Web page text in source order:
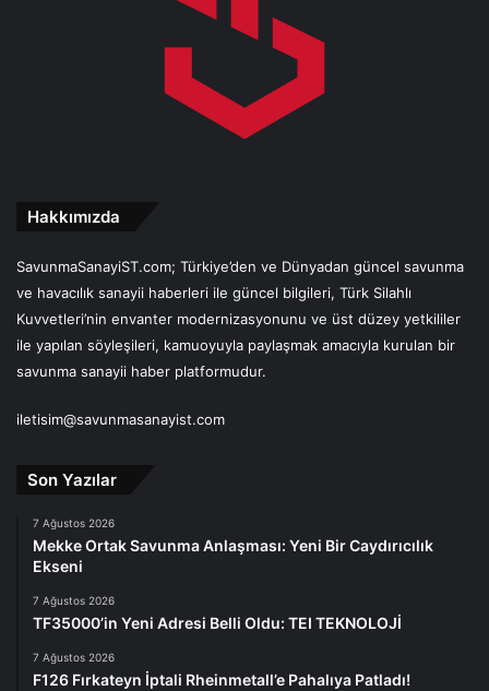
Hakkımızda
SavunmaSanayiST.com; Türkiye’den ve Dünyadan güncel savunma
ve havacılık sanayii haberleri ile güncel bilgileri, Türk Silahlı
Kuvvetleri’nin envanter modernizasyonunu ve üst düzey yetkililer
ile yapılan söyleşileri, kamuoyuyla paylaşmak amacıyla kurulan bir
savunma sanayii haber platformudur.
iletisim@savunmasanayist.com
Son Yazılar
7 Ağustos 2026
Mekke Ortak Savunma Anlaşması: Yeni Bir Caydırıcılık
Ekseni
7 Ağustos 2026
TF35000’in Yeni Adresi Belli Oldu: TEI TEKNOLOJİ
7 Ağustos 2026
F126 Fırkateyn İptali Rheinmetall’e Pahalıya Patladı!